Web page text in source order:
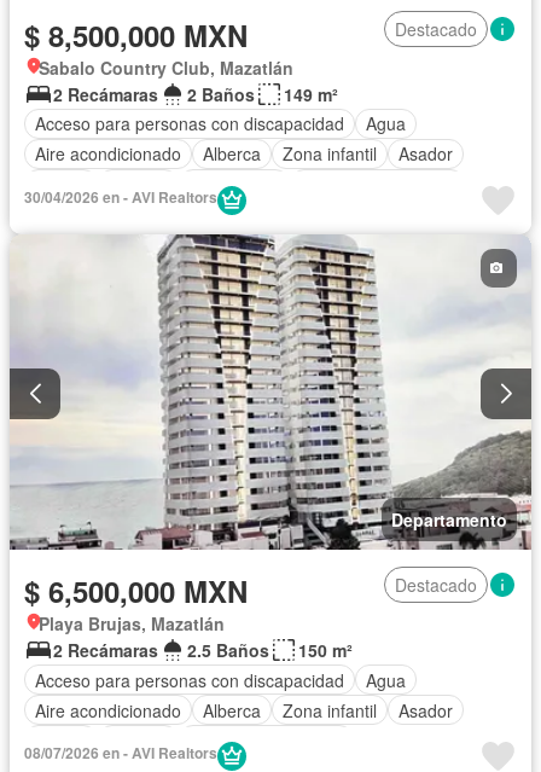
$ 8,500,000 MXN
Destacado
Sabalo Country Club, Mazatlán
2 Recámaras
2 Baños
149 m²
Acceso para personas con discapacidad
Agua
Aire acondicionado
Alberca Zona infantil
Asador
Calefacción
Circuito cerrado de televisión
Cocina equipada
Cuarto de Limpieza
Cuarto de servicio
Elevador Estacionamiento
Jacuzzi Jardín
Recámara con closet
Seguridad
Televisión por cable
Terraza
Vista panorámica Wifi
Zonas verdes
Completamente amueblado
30/04/2026 en - AVI Realtors
Departamento
$ 6,500,000 MXN
Destacado
Playa Brujas, Mazatlán
2 Recámaras
2.5 Baños
150 m²
Acceso para personas con discapacidad
Agua
Aire acondicionado
Alberca Zona infantil
Asador
Caseta de vigilancia
08/07/2026 en - AVI Realtors